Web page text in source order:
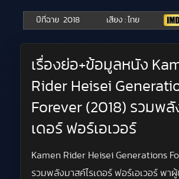
ปีที่ฉาย 2018 เสียง : ไทย
เรื่องย่อ+ข้อมูลหนัง
Rider Heisei
Forever (2018) รวมพลั
เดอร์ ฟอร์เอเวอร์
Kamen Rider Heisei Generations
รวมพลังมาสค์ไรเดอร์ ฟอร์เอเวอร์ พา